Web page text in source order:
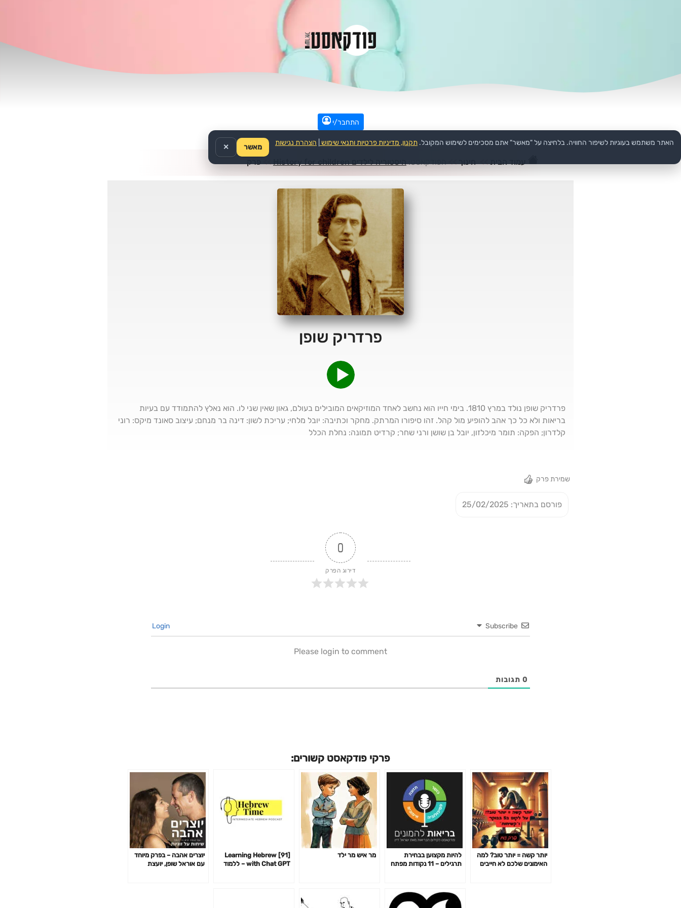
התחבר/י
עמוד הבית >> חינוך >>הפודקאסט: היסטוריה לילדים History for children >>פרק
פרדריק שופן
פרדריק שופן נולד במרץ 1810. בימי חייו הוא נחשב לאחד המוזיקאים המובילים בעולם, גאון שאין שני לו. הוא נאלץ להתמודד עם בעיות
בריאות ולא כל כך אהב להופיע מול קהל. זהו סיפורו המרתק. מחקר וכתיבה: יובל מלחי; עריכת לשון: דינה בר מנחם; עיצוב סאונד מיקס: רוני
קלדרון; הפקה: תומר מיכלזון, יובל בן שושן ורני שחר; קרדיט תמונה: נחלת הכלל
שמירת פרק
פורסם בתאריך: 25/02/2025
0
דירוג הפרק
Subscribe
Please login to comment
0 תגובות
פרקי פודקאסט קשורים:
יותר קשה = יותר טוב? למה
האימונים שלכם לא חייבים
להיות מקצוען בבחירת
תרגילים – 11 נקודות מפתח
מר איש מר ילד
[91] Learning Hebrew
with Chat GPT – ללמוד
יוצרים אהבה – בפרק מיוחד
עם אוראל שופן, יועצת
האתר משתמש בעוגיות לשיפור החוויה. בלחיצה על "מאשר" אתם מסכימים לשימוש המקובל. תקנון, מדיניות פרטיות ותנאי שימוש הצהרת נגישות
מאשר ✕